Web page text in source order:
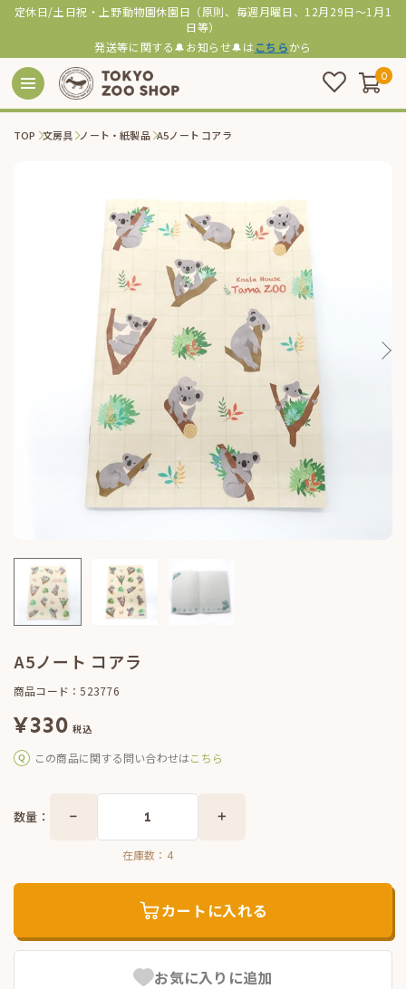
定休日/土日祝・上野動物園休園日（原則、毎週月曜日、12月29日～1月1
日等）
発送等に関する🔔お知らせ🔔は こちらから
0
TOP 文房具 ノート・紙製品 A5ノート コアラ
A5ノート コアラ
商品コード：523776
¥330 税込
この商品に関する問い合わせはこちら
お気に入りに追加
数量：
在庫数： 4
カートに入れる